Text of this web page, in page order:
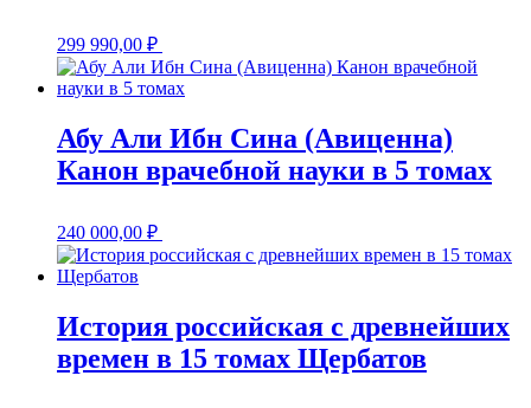
299 990,00 ₽
Абу Али Ибн Сина (Авиценна)
Канон врачебной науки в 5 томах
240 000,00 ₽
История российская с древнейших
времен в 15 томах Щербатов